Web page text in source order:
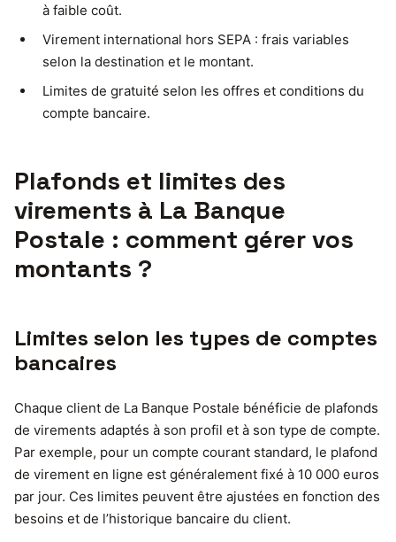
à faible coût.
Virement international hors SEPA : frais variables
selon la destination et le montant.
Limites de gratuité selon les offres et conditions du
compte bancaire.
Plafonds et limites des
virements à La Banque
Postale : comment gérer vos
montants ?
Limites selon les types de comptes
bancaires
Chaque client de La Banque Postale bénéficie de plafonds
de virements adaptés à son profil et à son type de compte.
Par exemple, pour un compte courant standard, le plafond
de virement en ligne est généralement fixé à 10 000 euros
par jour. Ces limites peuvent être ajustées en fonction des
besoins et de l’historique bancaire du client.